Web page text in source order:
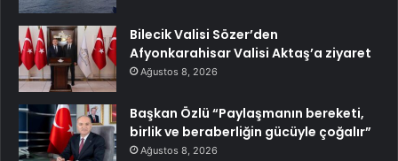
Bilecik Valisi Sözer’den
Afyonkarahisar Valisi Aktaş’a ziyaret
Ağustos 8, 2026
Başkan Özlü “Paylaşmanın bereketi,
birlik ve beraberliğin gücüyle çoğalır”
Ağustos 8, 2026